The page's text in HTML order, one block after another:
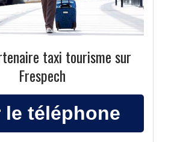
taxi tourisme sur
Frespech